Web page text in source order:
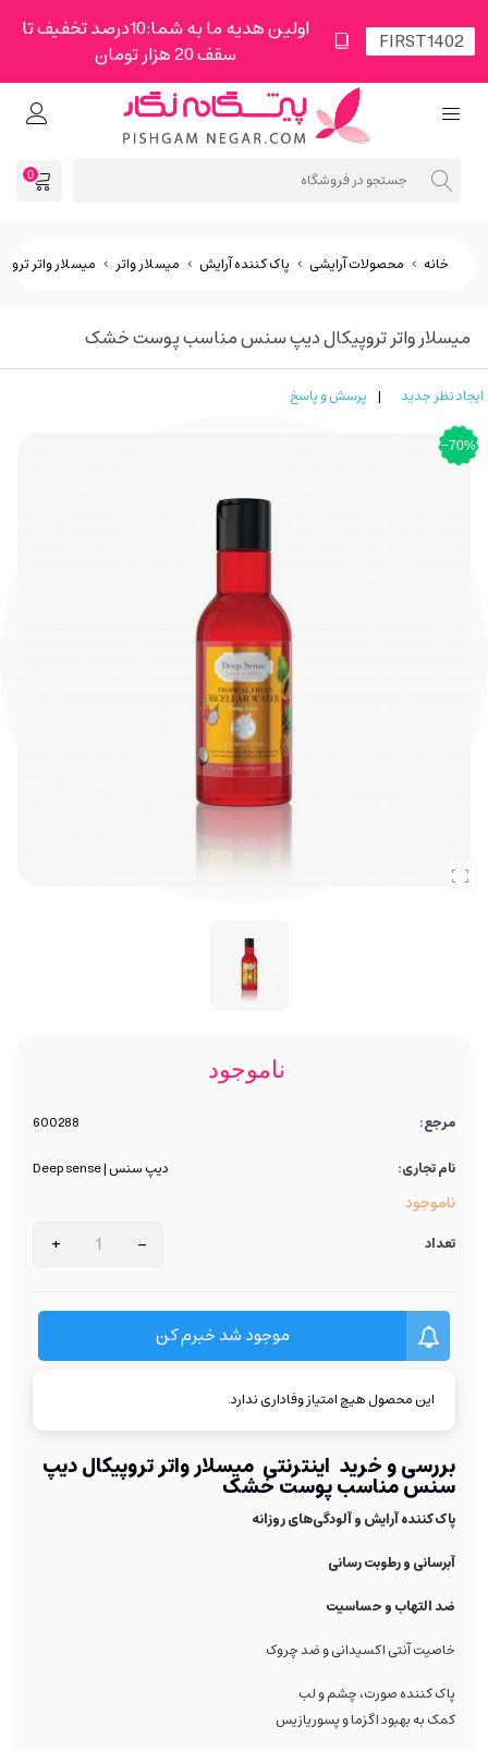
اولین هدیه ما به شما:10درصد تخفیف تا
سقف 20 هزار تومان
0
خانه > محصولات آرایشی > پاک کننده آرایش > میسلار واتر > میسلار واتر
میسلار واتر تروپیکال دیپ سنس مناسب پوست خشک
ایجاد نظر جدید | پرسش و پاسخ
‎−70%
بررسی و خرید اینترنتی میسلار واتر تروپیکال دیپ
سنس مناسب پوست خشک
پاک کننده آرایش و آلودگی‌های روزانه
آبرسانی و رطوبت رسانی
ضد التهاب و حساسیت
خاصیت آنتی اکسیدانی و ضد چروک
پاک کننده صورت، چشم و لب
کمک به بهبود اگزما و پسوریازیس
ناموجود
مرجع:
600288
نام تجاری:
دیپ سنس | Deep sense
ناموجود
تعداد -
+
موجود شد خبرم کن
این محصول هیچ امتیاز وفاداری ندارد.